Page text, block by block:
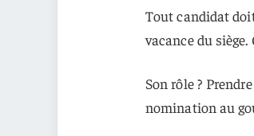
Tout candidat
vacance du
Son rôle ?
nomination au